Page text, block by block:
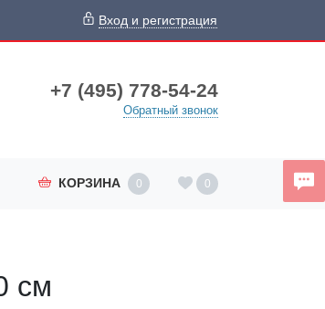
Вход и регистрация
+7 (495) 778-54-24
Обратный звонок
КОРЗИНА 0 0
см